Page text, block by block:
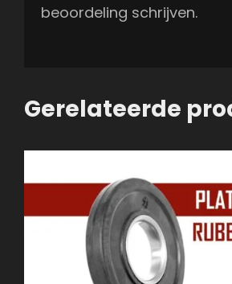
beoordeling schrijven.
Gerelateerde